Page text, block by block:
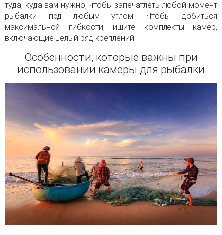
туда, куда вам нужно, чтобы запечатлеть любой момент
рыбалки под любым углом. Чтобы добиться
максимальной гибкости, ищите комплекты камер,
включающие целый ряд креплений.
Особенности, которые важны при
использовании камеры для рыбалки